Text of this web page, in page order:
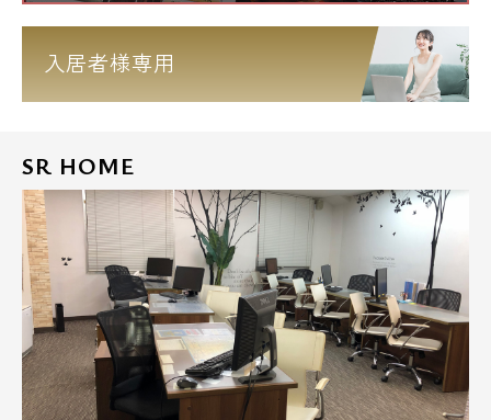
入居者様専用
SR HOME